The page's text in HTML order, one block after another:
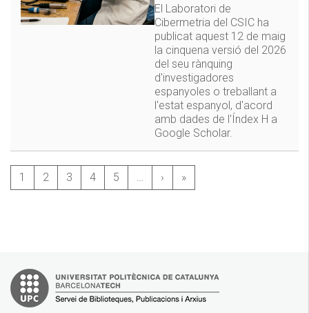
El Laboratori de
Cibermetria del CSIC ha
publicat aquest 12 de maig
la cinquena versió del 2026
del seu rànquing
d'investigadores
espanyoles o treballant a
l'estat espanyol, d'acord
amb dades de l'Índex H a
Google Scholar.
1 2 3 4 5 › »